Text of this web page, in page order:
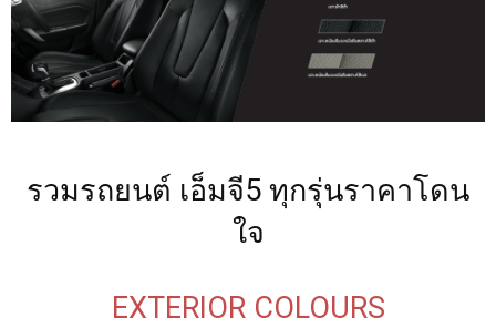
รวมรถยนต์ เอ็มจี5 ทุกรุ่นราคาโดน
ใจ
EXTERIOR COLOURS